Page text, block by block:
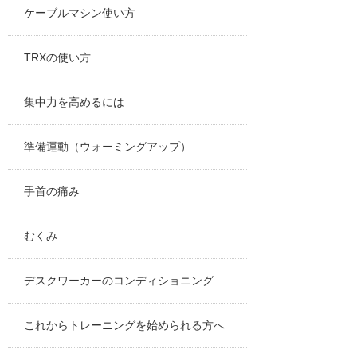
ケーブルマシン使い方
TRXの使い方
集中力を高めるには
準備運動（ウォーミングアップ）
手首の痛み
むくみ
デスクワーカーのコンディショニング
これからトレーニングを始められる方へ